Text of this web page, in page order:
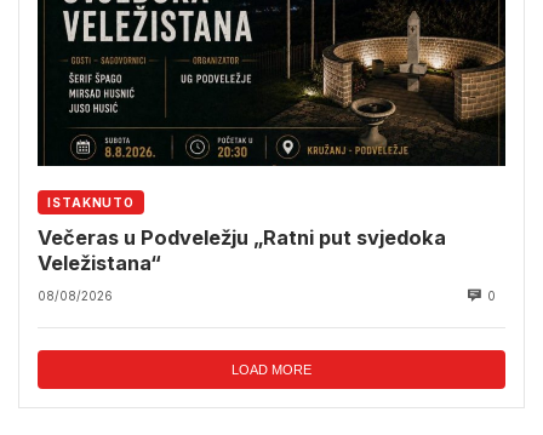
ISTAKNUTO
Večeras u Podveležju „Ratni put svjedoka
Veležistana“
08/08/2026 0
LOAD MORE